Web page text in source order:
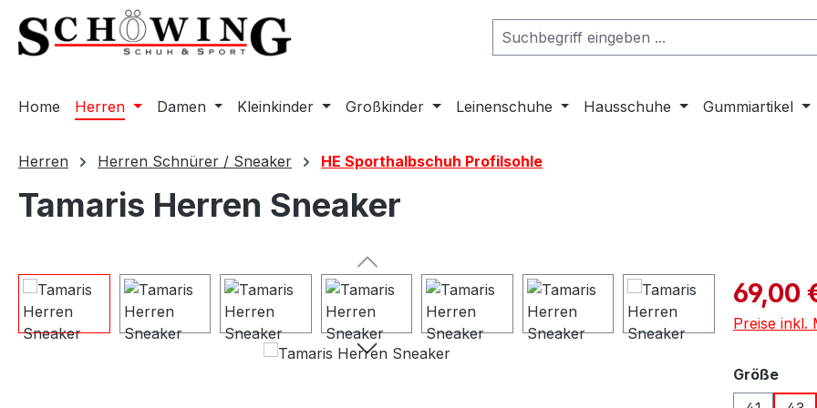
Hauptinhalt springen
Zur Suche springen
Zur Hauptnavigation springen
Home Herren Damen Kleinkinder Großkinder Leinenschuhe Hausschuhe Gummiartikel
Herren Herren Schnürer / Sneaker HE Sporthalbschuh Profilsohle
Tamaris Herren Sneaker
Bildergalerie überspringen 69,00
Preise inkl.
Größe